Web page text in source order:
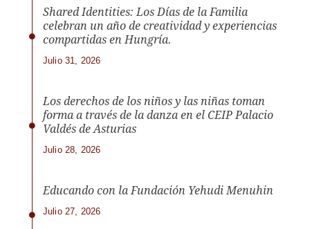
Shared Identities: Los Días de la Familia
celebran un año de creatividad y experiencias
compartidas en Hungría.
Julio 31, 2026
Los derechos de los niños y las niñas toman
forma a través de la danza en el CEIP Palacio
Valdés de Asturias
Julio 28, 2026
Educando con la Fundación Yehudi Menuhin
Julio 27, 2026